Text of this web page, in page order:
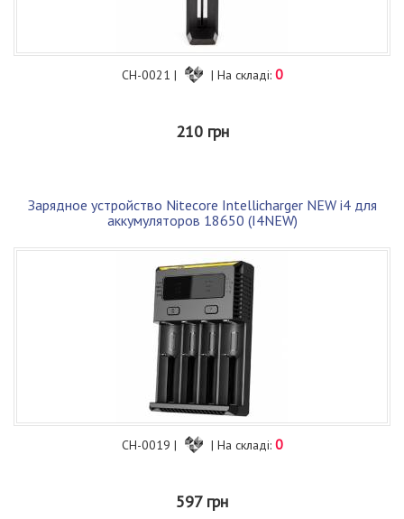
CH-0021 | | На складі: 0
210 грн
Зарядное устройство Nitecore Intellicharger NEW i4 для
аккумуляторов 18650 (I4NEW)
CH-0019 | | На складі: 0
597 грн